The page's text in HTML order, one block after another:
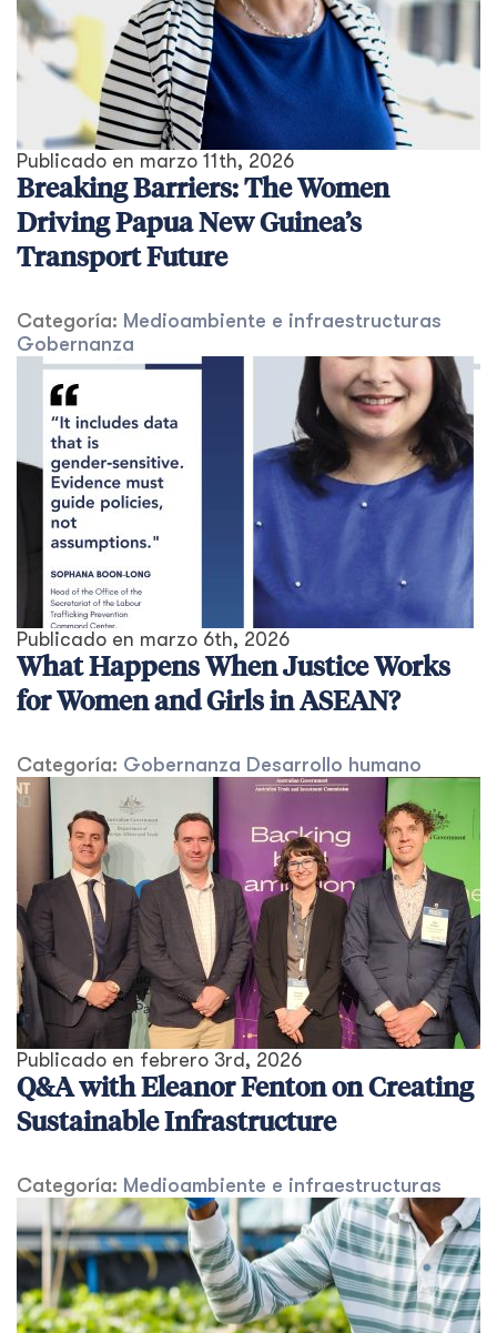
Publicado en marzo 11th, 2026
Breaking Barriers: The Women
Driving Papua New Guinea’s
Transport Future
Categoría: Medioambiente e infraestructuras
Gobernanza
Publicado en marzo 6th, 2026
What Happens When Justice Works
for Women and Girls in ASEAN?
Categoría: Gobernanza Desarrollo humano
Publicado en febrero 3rd, 2026
Q&A with Eleanor Fenton on Creating
Sustainable Infrastructure
Categoría: Medioambiente e infraestructuras